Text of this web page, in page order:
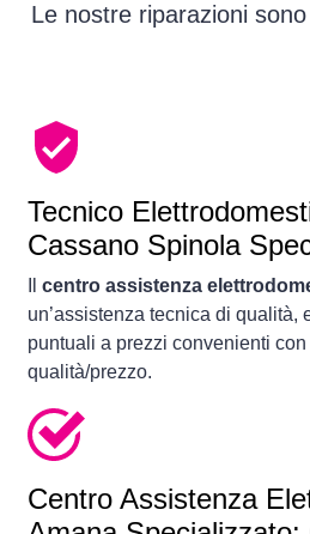
Le nostre riparazioni
Tecnico
Cassano Spinola
centro assistenza
un’assistenza tecnica di qualità,
puntuali a prezzi convenienti
qualità/prezzo.
Centro Assistenza